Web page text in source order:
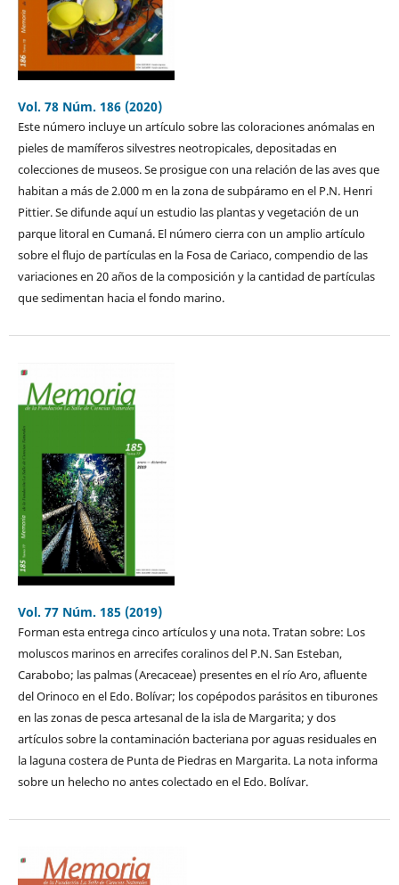
Vol. 78 Núm. 186 (2020)
Este número incluye un artículo sobre las coloraciones anómalas en
pieles de mamíferos silvestres neotropicales, depositadas en
colecciones de museos. Se prosigue con una relación de las aves que
habitan a más de 2.000 m en la zona de subpáramo en el P.N. Henri
Pittier. Se difunde aquí un estudio las plantas y vegetación de un
parque litoral en Cumaná. El número cierra con un amplio artículo
sobre el flujo de partículas en la Fosa de Cariaco, compendio de las
variaciones en 20 años de la composición y la cantidad de partículas
que sedimentan hacia el fondo marino.
Vol. 77 Núm. 185 (2019)
Forman esta entrega cinco artículos y una nota. Tratan sobre: Los
moluscos marinos en arrecifes coralinos del P.N. San Esteban,
Carabobo; las palmas (Arecaceae) presentes en el río Aro, afluente
del Orinoco en el Edo. Bolívar; los copépodos parásitos en tiburones
en las zonas de pesca artesanal de la isla de Margarita; y dos
artículos sobre la contaminación bacteriana por aguas residuales en
la laguna costera de Punta de Piedras en Margarita. La nota informa
sobre un helecho no antes colectado en el Edo. Bolívar.